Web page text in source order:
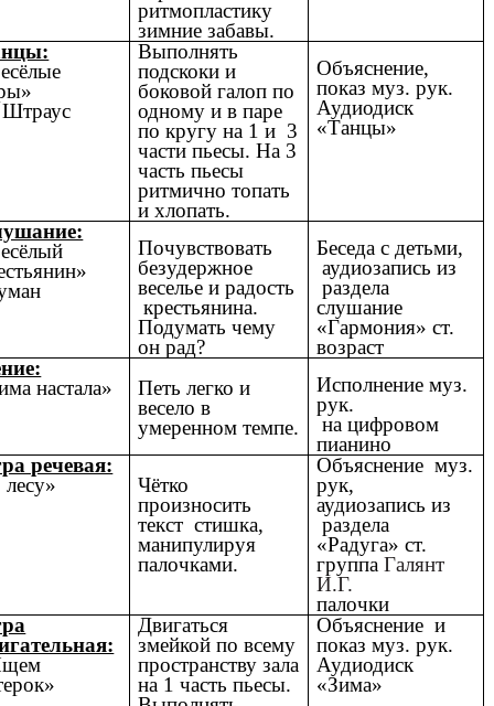
ритмопластику
зимние забавы.
Выполнять
подскоки и
боковой галоп по
одному и в паре
по кругу на 1 и 3
части пьесы. На 3
часть пьесы
ритмично топать
и хлопать.
Объяснение,
показ муз. рук.
Аудиодиск
«Танцы»
Почувствовать
безудержное
веселье и радость
крестьянина.
Подумать чему
он рад?
Беседа с детьми,
аудиозапись из
раздела
слушание
«Гармония» ст.
возраст
настала»
Петь легко и
весело в
умеренном темпе.
Исполнение муз.
рук.
на цифровом
пианино
речевая:
Чётко
произносить
текст стишка,
манипулируя
палочками.
Объяснение муз.
рук,
аудиозапись из
раздела
«Радуга» ст.
группаГалянт
И.Г.
палочки
Двигаться
змейкой по всему
пространству зала
на 1 часть пьесы.
Объяснение и
показ муз. рук.
Аудиодиск
«Зима»